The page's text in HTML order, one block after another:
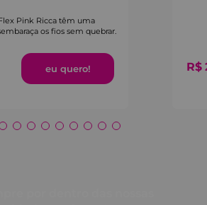
Pink Ricca têm uma
os fios sem quebrar.
R$